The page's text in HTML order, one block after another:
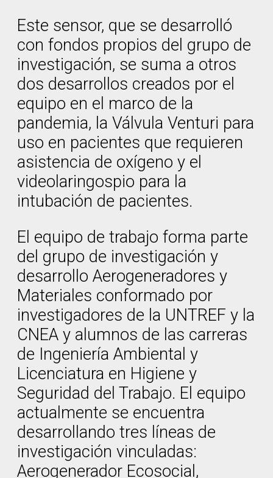
Este sensor, que se desarrolló
con fondos propios del grupo de
investigación, se suma a otros
dos desarrollos creados por el
equipo en el marco de la
pandemia, la Válvula Venturi para
uso en pacientes que requieren
asistencia de oxígeno y el
videolaringospio para la
intubación de pacientes.
El equipo de trabajo forma parte
del grupo de investigación y
desarrollo Aerogeneradores y
Materiales conformado por
investigadores de la UNTREF y la
CNEA y alumnos de las carreras
de Ingeniería Ambiental y
Licenciatura en Higiene y
Seguridad del Trabajo. El equipo
actualmente se encuentra
desarrollando tres líneas de
investigación vinculadas:
Aerogenerador Ecosocial,